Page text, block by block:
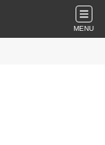
MENU